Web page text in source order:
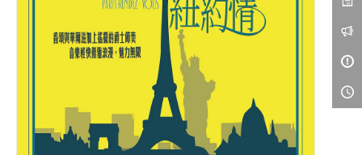
VR 演唱會
GOLD CLASS
AD口述影像